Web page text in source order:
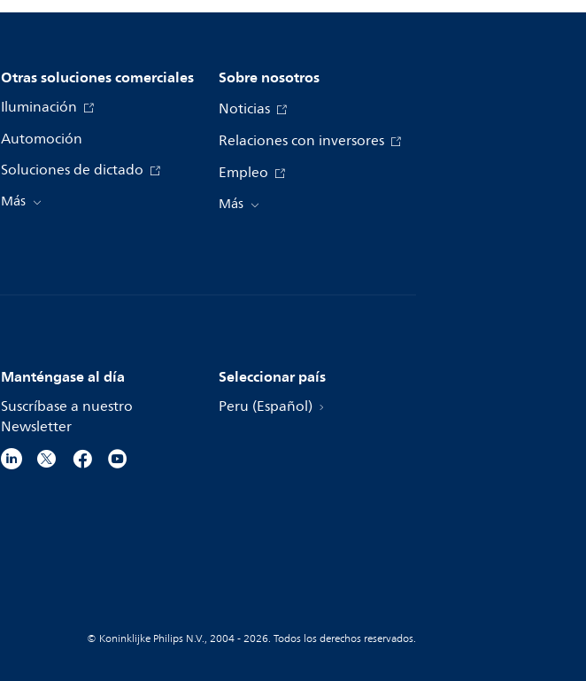
Otras soluciones comerciales
Iluminación
Automoción
Soluciones de dictado
Más
Sobre nosotros
Noticias
Relaciones con inversores
Empleo
Más
Manténgase al día
Suscríbase a nuestro
Newsletter
Seleccionar país
Peru (Español)
© Koninklijke Philips N.V., 2004 - 2026. Todos los derechos reservados.